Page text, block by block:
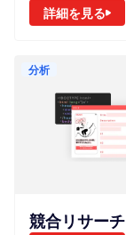
詳細を見る
分析
競合リサーチ